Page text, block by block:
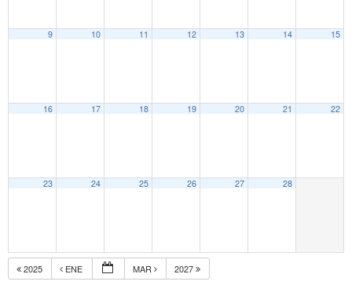
9 10 11 12 13 14 15
16 17 18 19 20 21 22
23 24 25 26 27 28
2025 ENE MAR 2027